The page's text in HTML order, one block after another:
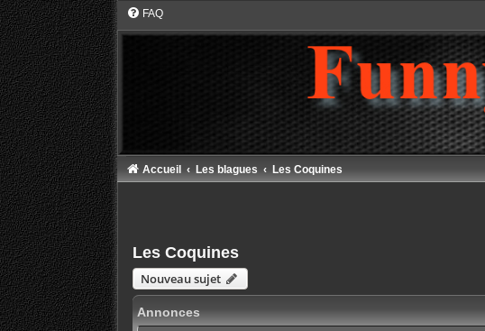
FAQ
Accueil Les blagues Les Coquines
Les Coquines
Nouveau sujet
Annonces